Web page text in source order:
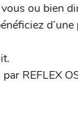
ou bien
REFLEX